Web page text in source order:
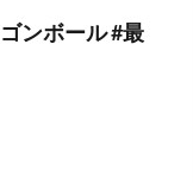
ンボール #最